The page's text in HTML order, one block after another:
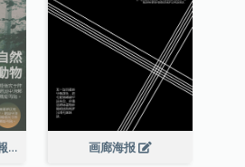
崇敬自然保護動物海報 画廊海报